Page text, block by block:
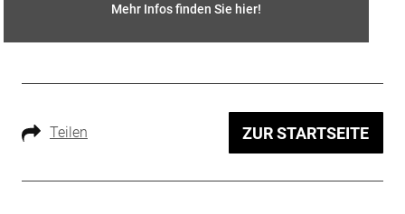
Mehr Infos finden Sie hier!
Teilen ZUR STARTSEITE